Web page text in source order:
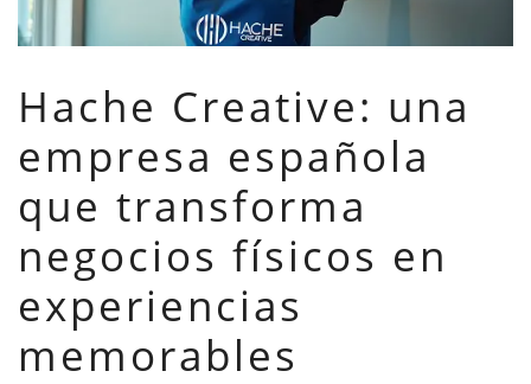
Hache Creative: una
empresa española
que transforma
negocios físicos en
experiencias
memorables